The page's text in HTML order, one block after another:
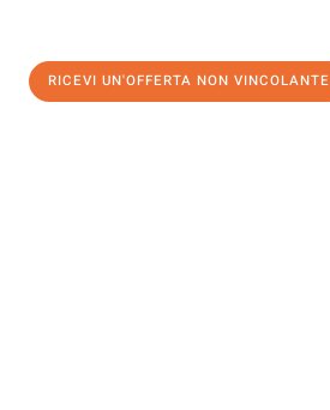
RICEVI UN'OFFERTA NON VINCOLANTE